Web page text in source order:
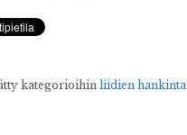
kategorioihin liidien hankinta